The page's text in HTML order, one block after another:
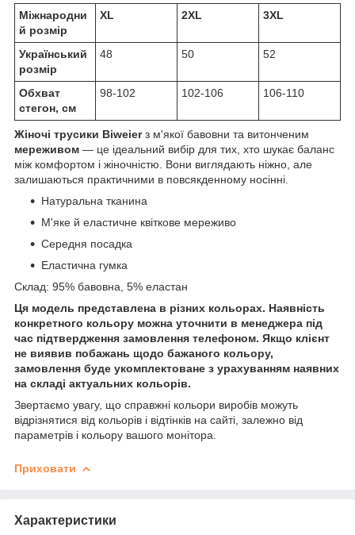
Міжнародни
й розмір
XL 2XL 3XL
Український
розмір
48 50 52
Обхват
стегон, см
98-102 102-106 106-110
Жіночі трусики Biweierз м'якої бавовни та витонченим
мереживом — це ідеальний вибір для тих, хто шукає баланс
між комфортом і жіночністю. Вони виглядають ніжно, але
залишаються практичними в повсякденному носінні.
Натуральна тканина
М'яке й еластичне квіткове мереживо
Середня посадка
Еластична гумка
Склад: 95% бавовна, 5% еластан
Ця модель представлена в різних кольорах. Наявність
конкретного кольору можна уточнити в менеджера під
час підтвердження замовлення телефоном. Якщо клієнт
не виявив побажань щодо бажаного кольору,
замовлення буде укомплектоване з урахуванням наявних
на складі актуальних кольорів.
Звертаємо увагу, що справжні кольори виробів можуть
відрізнятися від кольорів і відтінків на сайті, залежно від
параметрів і кольору вашого монітора.
Приховати
Характеристики